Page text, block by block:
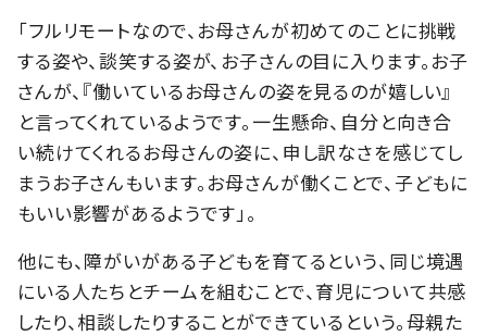
「フルリモートなので、お母さんが初めてのことに挑戦
する姿や、談笑する姿が、お子さんの目に入ります。お子
さんが、『働いているお母さんの姿を見るのが嬉しい』
と言ってくれているようです。一生懸命、自分と向き合
い続けてくれるお母さんの姿に、申し訳なさを感じてし
まうお子さんもいます。お母さんが働くことで、子どもに
もいい影響があるようです」。
他にも、障がいがある子どもを育てるという、同じ境遇
にいる人たちとチームを組むことで、育児について共感
したり、相談したりすることができているという。母親た